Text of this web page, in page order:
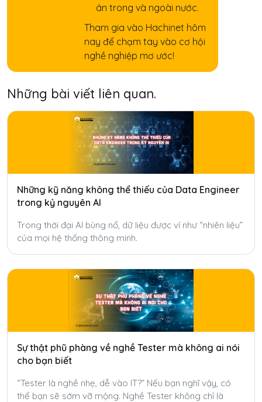
án trong và ngoài nước.
Tham gia vào Hachinet hôm
nay để chạm tay vào cơ hội
nghề nghiệp mơ ước!
Những bài viết liên quan.
Những kỹ năng không thể thiếu của Data Engineer
trong kỷ nguyên AI
Trong thời đại AI bùng nổ, dữ liệu được ví như “nhiên liệu”
của mọi hệ thống thông minh.
Sự thật phũ phàng về nghề Tester mà không ai nói
cho bạn biết
“Tester là nghề nhẹ, dễ vào IT?” Nếu bạn nghĩ vậy, có
thể bạn sẽ sớm vỡ mộng. Nghề Tester không chỉ là